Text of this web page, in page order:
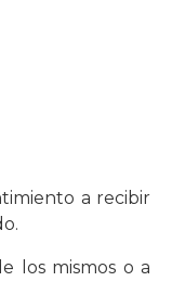
a recibir
los mismos o a